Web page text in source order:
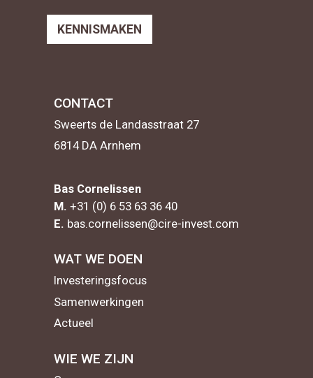
KENNISMAKEN
CONTACT
Sweerts de Landasstraat 27
6814 DA Arnhem
Bas Cornelissen
M. +31 (0) 6 53 63 36 40
E. bas.cornelissen@cire-invest.com
WAT WE DOEN
Investeringsfocus
Samenwerkingen
Actueel
WIE WE ZIJN